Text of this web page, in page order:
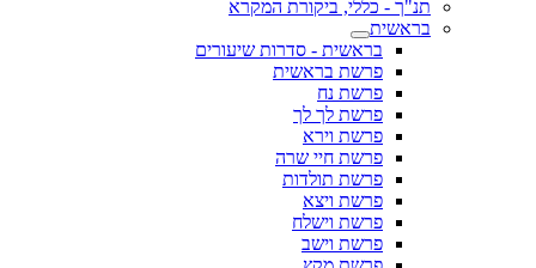
תנ"ך - כללי, ביקורת המקרא
בראשית
בראשית - סדרות שיעורים
פרשת בראשית
פרשת נח
פרשת לך לך
פרשת וירא
פרשת חיי שרה
פרשת תולדות
פרשת ויצא
פרשת וישלח
פרשת וישב